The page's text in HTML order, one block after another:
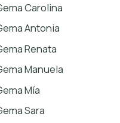
Carolina
Antonia
Renata
Manuela
Mía
Sara